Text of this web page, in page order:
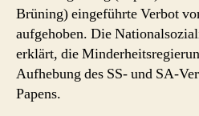
Brüning) eingeführte Verbot
aufgehoben. Die
erklärt, die
Aufhebung des SS- und SA-
Papens.